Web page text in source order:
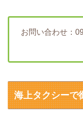
お問い合わせ：
海上タクシーで